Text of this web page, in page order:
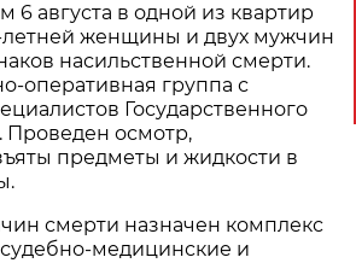
августа в одной из квартир
женщины и двух мужчин
насильственной смерти.
оперативная группа с
Государственного
Проведен осмотр,
предметы и жидкости в
смерти назначен комплекс
медицинские и